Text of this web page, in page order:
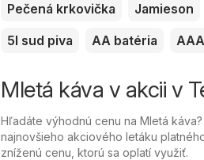
Pečená krkovička
Jamieson
5l sud piva
AA batéria
Mletá káva v akcii v
Hľadáte výhodnú cenu na Mletá
najnovšieho akciového letáku
zníženú cenu, ktorú sa oplatí využiť.